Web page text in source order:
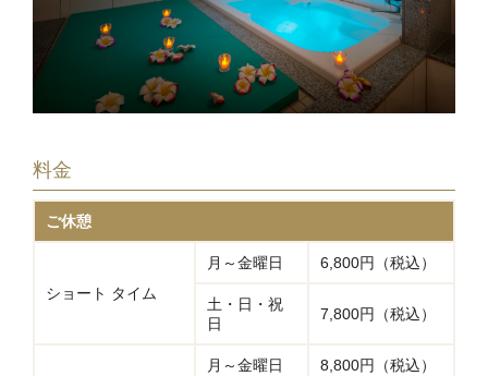
料金
ご休憩
ショート タイム
月～金曜日 6,800円（税込）
土・日・祝
日
7,800円（税込）
月～金曜日 8,800円（税込）